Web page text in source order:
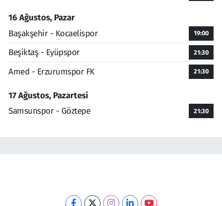
16 Ağustos, Pazar
Başakşehir - Kocaelispor
19:00
Beşiktaş - Eyüpspor 21:30
Amed - Erzurumspor FK 21:30
17 Ağustos, Pazartesi
Samsunspor - Göztepe
21:30